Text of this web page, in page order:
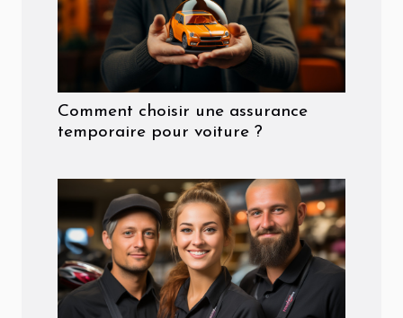
Comment choisir une assurance
temporaire pour voiture ?